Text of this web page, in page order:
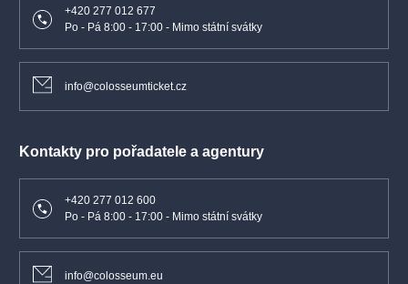
+420 277 012 677
Po - Pá 8:00 - 17:00 - Mimo státní svátky
info@colosseumticket.cz
Kontakty pro pořadatele a agentury
+420 277 012 600
Po - Pá 8:00 - 17:00 - Mimo státní svátky
info@colosseum.eu